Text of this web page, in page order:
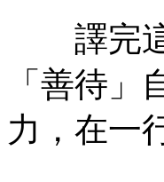
譯完這
「善待
力，在一